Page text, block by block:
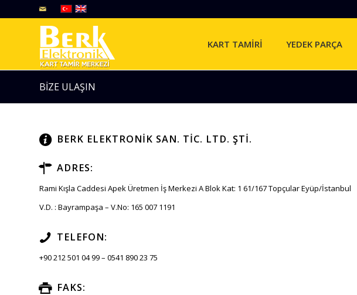
KART TAMİRİ YEDEK PARÇA
BİZE ULAŞIN
BERK ELEKTRONİK SAN. TİC. LTD. ŞTİ.
ADRES:
Rami Kışla Caddesi Apek Üretmen İş Merkezi A Blok Kat: 1 61/167 Topçular Eyüp/İstanbul
V.D. : Bayrampaşa – V.No: 165 007 1191
TELEFON:
+90 212 501 04 99 – 0541 890 23 75
FAKS: